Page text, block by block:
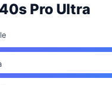
Pro Ultra